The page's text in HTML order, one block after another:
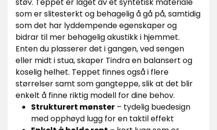
støv. Teppet er laget av et syntetisk materiale
som er slitesterkt og behagelig å gå på, samtidig
som det har lyddempende egenskaper og
bidrar til mer behagelig akustikk i hjemmet.
Enten du plasserer det i gangen, ved sengen
eller midt i stua, skaper Tindra en balansert og
koselig helhet. Teppet finnes også i flere
størrelser samt som gangteppe, slik at det blir
enkelt å finne riktig modell for dine behov.
Strukturert mønster – tydelig buedesign
med opphøyd lugg for en taktil effekt